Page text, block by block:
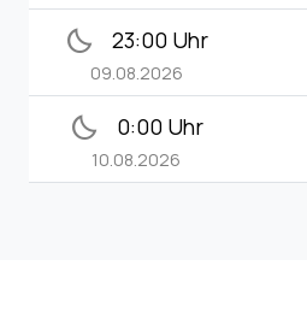
bedtime 23:00 Uhr
09.08.2026
bedtime 0:00 Uhr
10.08.2026